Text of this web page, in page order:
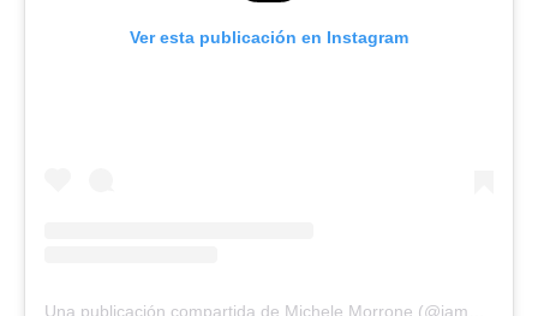
Ver esta publicación en Instagram